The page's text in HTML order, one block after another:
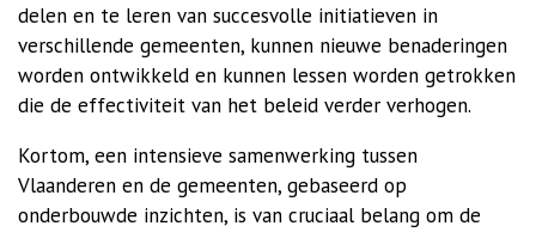
delen en te leren van succesvolle initiatieven in
verschillende gemeenten, kunnen nieuwe benaderingen
worden ontwikkeld en kunnen lessen worden getrokken
die de effectiviteit van het beleid verder verhogen.
Kortom, een intensieve samenwerking tussen
Vlaanderen en de gemeenten, gebaseerd op
onderbouwde inzichten, is van cruciaal belang om de